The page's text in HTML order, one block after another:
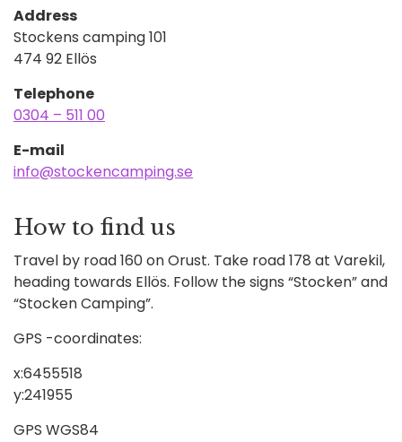
Address
Stockens camping 101
474 92 Ellös
Telephone
0304 – 511 00
E-mail
info@stockencamping.se
How to find us
Travel by road 160 on Orust. Take road 178 at Varekil,
heading towards Ellös. Follow the signs “Stocken” and
“Stocken Camping”.
GPS -coordinates:
x:6455518
y:241955
GPS WGS84